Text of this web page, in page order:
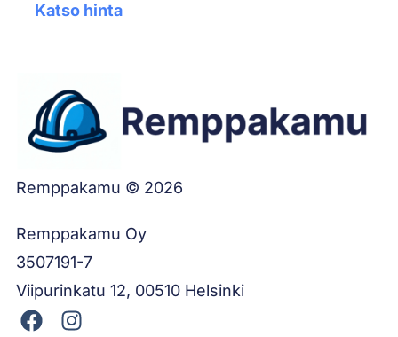
Katso hinta
Remppakamu © 2026
Remppakamu Oy
3507191-7
Viipurinkatu 12, 00510 Helsinki